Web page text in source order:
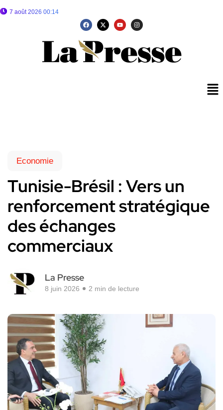
7 août 2026 00:14
Economie
Tunisie-Brésil : Vers un
renforcement stratégique
des échanges
commerciaux
La Presse
8 juin 2026 2 min de lecture